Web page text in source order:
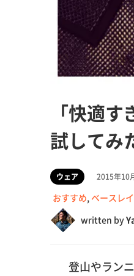
「快適
試してみ
ウェア 2015年10
おすすめ,ベースレ
written by
登山やラン